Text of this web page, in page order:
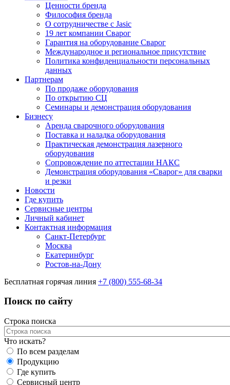
Ценности бренда
Философия бренда
О сотрудничестве с Jasic
19 лет компании Сварог
Гарантия на оборудование Сварог
Международное и региональное присутствие
Политика конфиденциальности персональных
данных
Партнерам
По продаже оборудования
По открытию СЦ
Семинары и демонстрация оборудования
Бизнесу
Аренда сварочного оборудования
Поставка и наладка оборудования
Практическая демонстрация лазерного
оборудования
Сопровождение по аттестации НАКС
Демонстрация оборудования «Сварог» для сварки
и резки
Новости
Где купить
Сервисные центры
Личный кабинет
Контактная информация
Санкт-Петербург
Москва
Екатеринбург
Ростов-на-Дону
Бесплатная горячая линия +7 (800) 555-68-34
Поиск по сайту
Строка поиска
Что искать?
По всем разделам
Продукцию
Где купить
Сервисный центр